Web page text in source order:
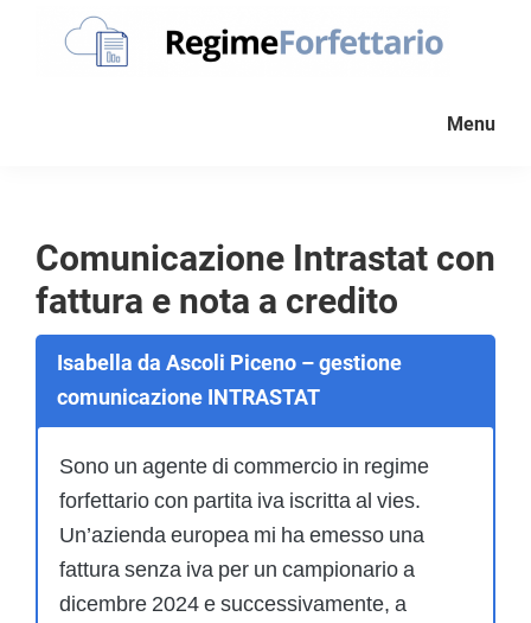
partita
Iva
forfettaria
Menu
Comunicazione Intrastat con
fattura e nota a credito
Isabella da Ascoli Piceno – gestione
comunicazione INTRASTAT
Sono un agente di commercio in regime
forfettario con partita iva iscritta al vies.
Un’azienda europea mi ha emesso una
fattura senza iva per un campionario a
dicembre 2024 e successivamente, a